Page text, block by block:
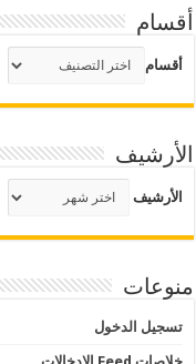
أقسام
أقسام
الأرشيف
الأرشيف
منوعات
تسجيل الدخول